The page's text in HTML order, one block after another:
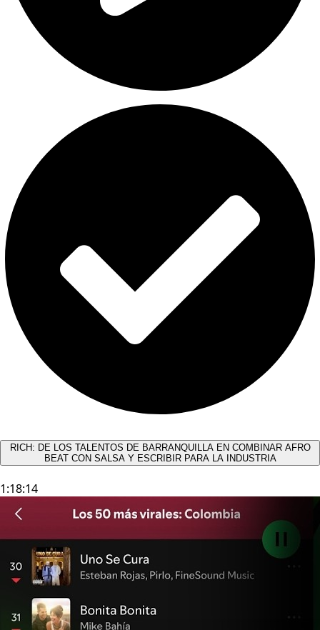
RICH: DE LOS TALENTOS DE BARRANQUILLA EN COMBINAR AFRO
BEAT CON SALSA Y ESCRIBIR PARA LA INDUSTRIA
1:18:14